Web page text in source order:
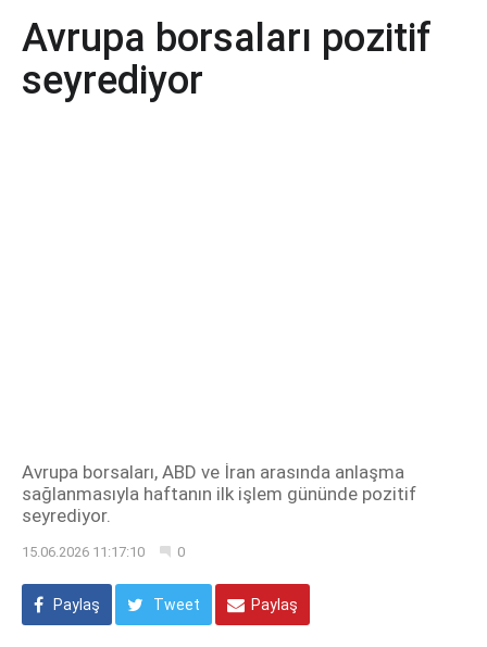
Avrupa borsaları pozitif
seyrediyor
Avrupa borsaları, ABD ve İran arasında anlaşma
sağlanmasıyla haftanın ilk işlem gününde pozitif
seyrediyor.
15.06.2026 11:17:10 0
Paylaş Tweet Paylaş